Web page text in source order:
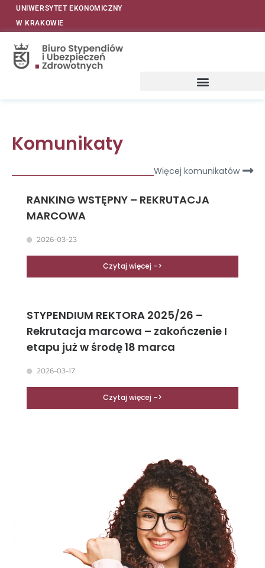
UNIWERSYTET EKONOMICZNY
W KRAKOWIE
Komunikaty
Więcej komunikatów
RANKING WSTĘPNY – REKRUTACJA
MARCOWA
2026-03-23
Czytaj więcej –>
STYPENDIUM REKTORA 2025/26 –
Rekrutacja marcowa – zakończenie I
etapu już w środę 18 marca
2026-03-17
Czytaj więcej –>